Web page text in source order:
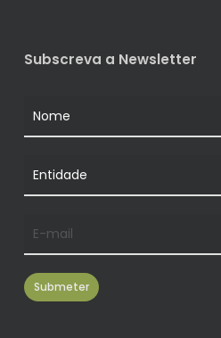
Subscreva a Newsletter